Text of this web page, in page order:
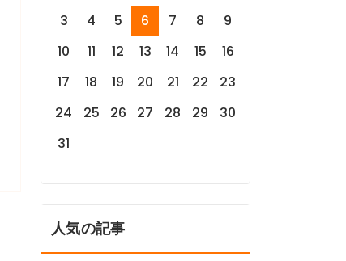
3
4 5 6 7 8
9
10
11 12 13 14 15
16
17
18 19 20 21 22
23
24
25 26 27 28 29
30
31
人気の記事